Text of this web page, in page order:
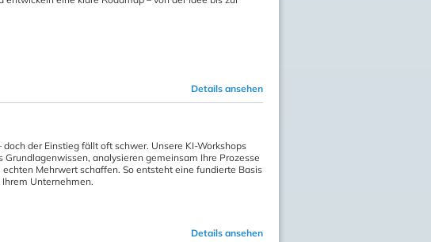
Details ansehen
der Einstieg fällt oft schwer. Unsere KI-Workshops
analysieren gemeinsam Ihre Prozesse
Mehrwert schaffen. So entsteht eine fundierte Basis
Unternehmen.
Details ansehen